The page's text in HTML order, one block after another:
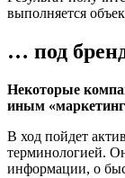
выполняется
… под
Некоторые
иным
В ход пойдет
терминологией.
информации, о